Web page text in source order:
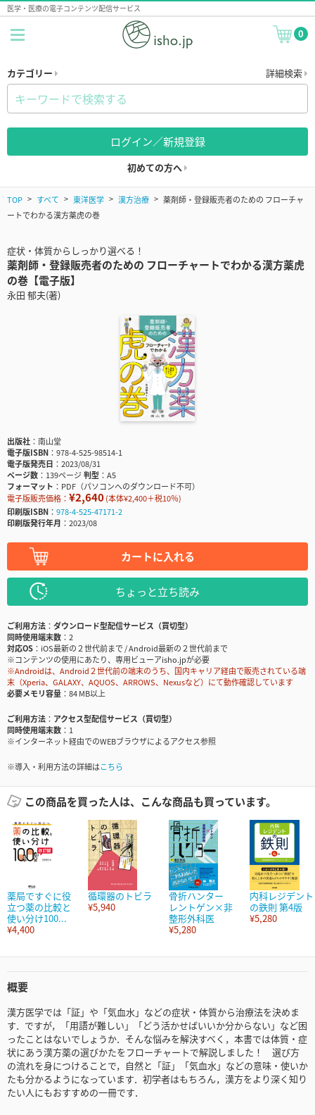
医学・医療の電子コンテンツ配信サービス
0
カテゴリー 詳細検索
ログイン／新規登録
初めての方へ
TOP すべて 東洋医学 漢方治療
薬剤師・登録販売者のための フローチャ
ートでわかる漢方薬虎の巻
症状・体質からしっかり選べる！
薬剤師・登録販売者のための フローチャートでわかる漢方薬虎
の巻【電子版】
永田 郁夫(著)
出版社
南山堂
電子版ISBN
978-4-525-98514-1
電子版発売日
2023/08/31
ページ数
139ページ判型
A5
フォーマット
PDF（パソコンへのダウンロード不可）
電子版販売価格： ¥2,640(本体¥2,400＋税10％)
印刷版ISBN
978-4-525-47171-2
印刷版発行年月
2023/08
カートに入れる
ちょっと立ち読み
ご利用方法
ダウンロード型配信サービス（買切型）
同時使用端末数
2
対応OS
iOS最新の２世代前まで / Android最新の２世代前まで
※コンテンツの使用にあたり、専用ビューアisho.jpが必要
※Androidは、Android２世代前の端末のうち、国内キャリア経由で販売されている端
末（Xperia、GALAXY、AQUOS、ARROWS、Nexusなど）にて動作確認しています
必要メモリ容量
84 MB以上
ご利用方法
アクセス型配信サービス（買切型）
同時使用端末数
1
※インターネット経由でのWEBブラウザによるアクセス参照
※導入・利用方法の詳細はこちら
この商品を買った人は、こんな商品も買っています。
薬局ですぐに役
立つ薬の比較と
使い分け100...
¥4,400
循環器のトビラ
¥5,940
骨折ハンター
レントゲン×非
整形外科医
¥5,280
内科レジデント
の鉄則 第4版
¥5,280
概要
漢方医学では「証」や「気血水」などの症状・体質から治療法を決めま
す．ですが，「用語が難しい」「どう活かせばいいか分からない」など困
ったことはないでしょうか．そんな悩みを解決すべく，本書では体質・症
状にあう漢方薬の選びかたをフローチャートで解説しました！ 選び方
の流れを身につけることで，自然と「証」「気血水」などの意味・使いか
たも分かるようになっています．初学者はもちろん，漢方をより深く知り
たい人にもおすすめの一冊です．